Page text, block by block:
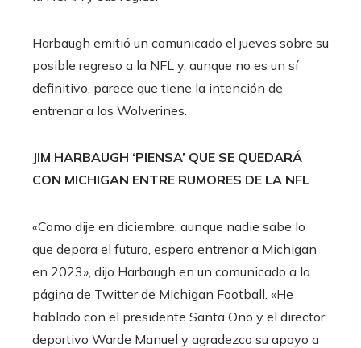
Harbaugh emitió un comunicado el jueves sobre su
posible regreso a la NFL y, aunque no es un sí
definitivo, parece que tiene la intención de
entrenar a los Wolverines.
JIM HARBAUGH ‘PIENSA’ QUE SE QUEDARÁ
CON MICHIGAN ENTRE RUMORES DE LA NFL
«Como dije en diciembre, aunque nadie sabe lo
que depara el futuro, espero entrenar a Michigan
en 2023», dijo Harbaugh en un comunicado a la
página de Twitter de Michigan Football. «He
hablado con el presidente Santa Ono y el director
deportivo Warde Manuel y agradezco su apoyo a